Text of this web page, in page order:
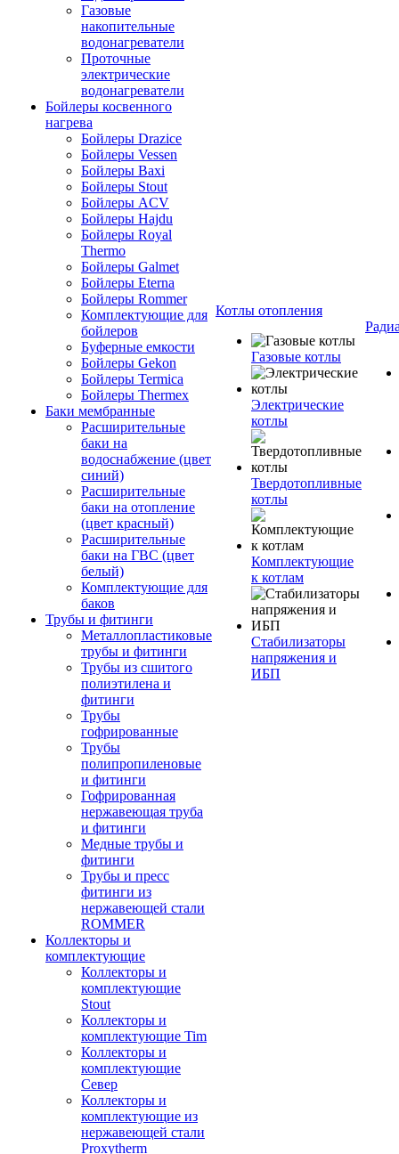
Газовые
накопительные
водонагреватели
Проточные
электрические
водонагреватели
Бойлеры косвенного
нагрева
Бойлеры Drazice
Бойлеры Vessen
Бойлеры Baxi
Бойлеры Stout
Бойлеры ACV
Бойлеры Hajdu
Бойлеры Royal
Thermo
Бойлеры Galmet
Бойлеры Eterna
Бойлеры Rommer
Комплектующие для
бойлеров
Буферные емкости
Бойлеры Gekon
Бойлеры Termica
Бойлеры Thermex
Баки мембранные
Расширительные
баки на
водоснабжение (цвет
синий)
Расширительные
баки на отопление
(цвет красный)
Расширительные
баки на ГВС (цвет
белый)
Комплектующие для
баков
Трубы и фитинги
Металлопластиковые
трубы и фитинги
Трубы из сшитого
полиэтилена и
фитинги
Трубы
гофрированные
Трубы
полипропиленовые
и фитинги
Гофрированная
нержавеющая труба
и фитинги
Медные трубы и
фитинги
Трубы и пресс
фитинги из
нержавеющей стали
ROMMER
Коллекторы и
комплектующие
Коллекторы и
комплектующие
Stout
Коллекторы и
комплектующие Tim
Коллекторы и
комплектующие
Север
Коллекторы и
комплектующие из
нержавеющей стали
Proxytherm
Котлы отопления
Газовые котлы
Электрические
котлы
Твердотопливные
котлы
Комплектующие
к котлам
Стабилизаторы
напряжения и
ИБП